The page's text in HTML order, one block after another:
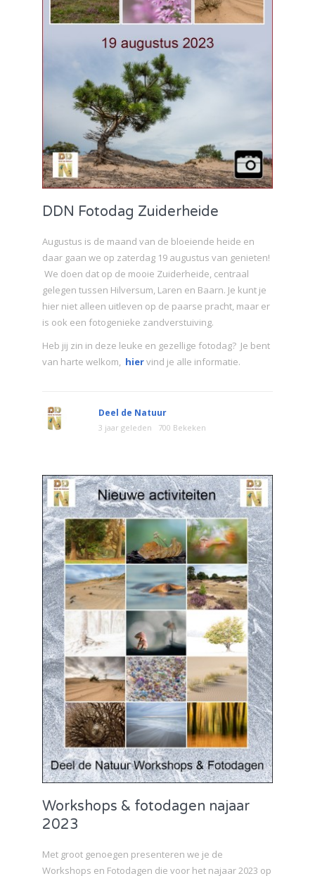
DDN Fotodag Zuiderheide
Augustus is de maand van de bloeiende heide en
daar gaan we op zaterdag 19 augustus van genieten!
We doen dat op de mooie Zuiderheide, centraal
gelegen tussen Hilversum, Laren en Baarn. Je kunt je
hier niet alleen uitleven op de paarse pracht, maar er
is ook een fotogenieke zandverstuiving.
Heb jij zin in deze leuke en gezellige fotodag? Je bent
van harte welkom, hiervind je alle informatie.
Deel de Natuur
3 jaar geleden 700 Bekeken
Workshops & fotodagen najaar
2023
Met groot genoegen presenteren we je de
Workshops en Fotodagen die voor het najaar 2023 op